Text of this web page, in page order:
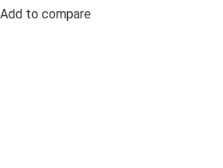
Add to compare